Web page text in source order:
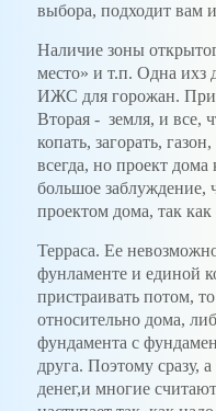
выбора, подходит вам
Наличие зоны
место» и т.п. Одна ихз
ИЖС для горожан.
Вторая - земля, и все,
копать, загорать,
всегда, но проект
большое заблуждение,
проектом дома, так
Терраса. Ее
фунламенте и единой
пристраивать потом,
относительно дома,
фундамента с
друга. Поэтому сразу,
денег,и многие